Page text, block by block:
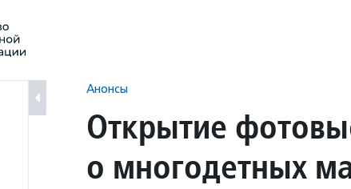
Анонсы
Открытие
о многодетных